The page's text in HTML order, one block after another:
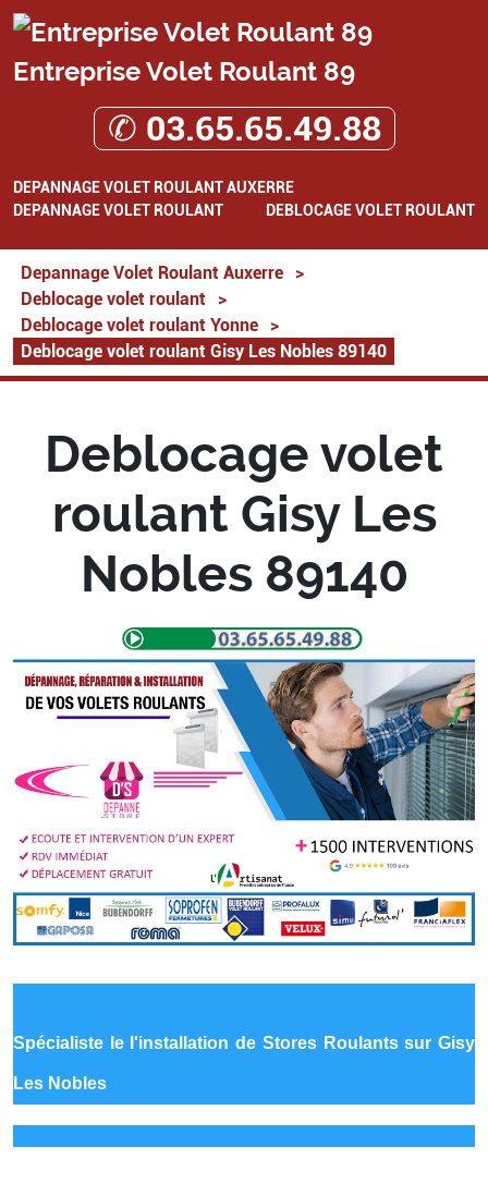
Entreprise Volet Roulant 89
✆ 03.65.65.49.88
DEPANNAGE VOLET ROULANT AUXERRE
DEPANNAGE VOLET ROULANT
DEBLOCAGE VOLET ROULANT
Depannage Volet Roulant Auxerre
>
Deblocage volet roulant
>
Deblocage volet roulant Yonne
>
Deblocage volet roulant Gisy Les Nobles 89140
Deblocage volet
roulant Gisy Les
Nobles 89140
Spécialiste le l'installation de Stores Roulants sur Gisy
Les Nobles